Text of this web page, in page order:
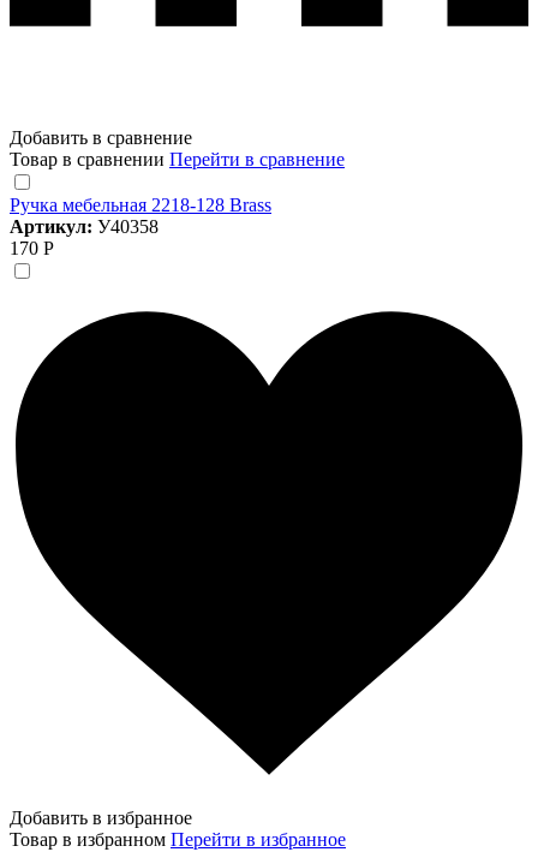
Добавить в сравнение
Товар в сравнении Перейти в сравнение
Ручка мебельная 2218-128 Brass
Артикул: У40358
170 Р
Добавить в избранное
Товар в избранном Перейти в избранное